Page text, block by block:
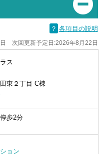
？ 各項目の説明
次回更新予定日:2026年8月22日
ス
東２丁目 C棟
歩2分
ョン